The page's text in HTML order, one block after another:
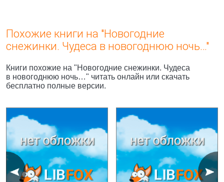
Похожие книги на "Новогодние
снежинки. Чудеса в новогоднюю ночь…"
Книги похожие на "Новогодние снежинки. Чудеса
в новогоднюю ночь…" читать онлайн или скачать
бесплатно полные версии.